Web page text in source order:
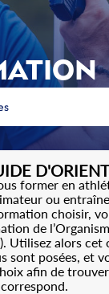
former en
ou
choisir,
de
Utilisez alors
sont posées, et
afin de